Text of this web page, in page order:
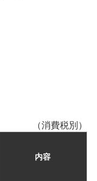
（消費税別）
内容